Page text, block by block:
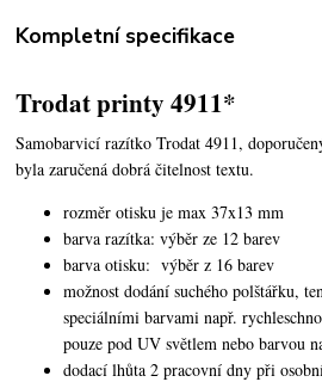
Kompletní specifikace
Trodat printy 4911*
Samobarvicí razítko Trodat 4911,
byla zaručená dobrá čitelnost textu.
rozměr otisku je max 37x13 mm
barva razítka: výběr ze 12 barev
barva otisku: výběr z 16 barev
možnost dodání suchého polštářku,
speciálními barvami např.
pouze pod UV světlem nebo barvou
dodací lhůta 2 pracovní dny při